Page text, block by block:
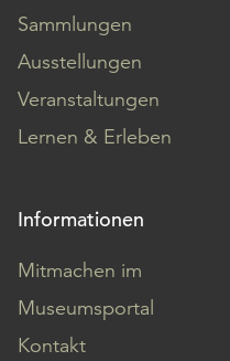
Sammlungen
Ausstellungen
Veranstaltungen
Lernen & Erleben
Informationen
Mitmachen im
Museumsportal
Kontakt